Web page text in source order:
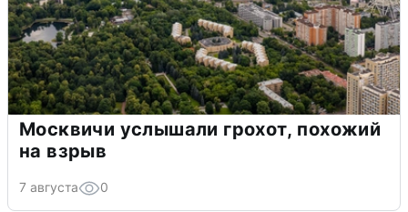
Москвичи услышали грохот, похожий
на взрыв
7 августа 0